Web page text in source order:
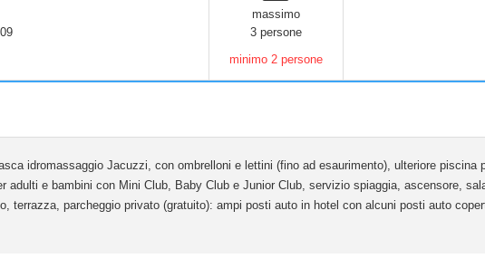
massimo
3 persone
minimo 2 persone
idromassaggio Jacuzzi, con ombrelloni e lettini (fino ad esaurimento), ulteriore piscina
adulti e bambini con Mini Club, Baby Club e Junior Club, servizio spiaggia, ascensore,
terrazza, parcheggio privato (gratuito): ampi posti auto in hotel con alcuni posti auto